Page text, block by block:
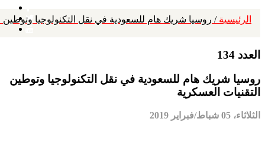
الرئيسية / روسيا شريك هام للسعودية في نقل التكنولوجيا وتوطين
العدد 134
روسيا شريك هام للسعودية في نقل التكنولوجيا وتوطين
التقنيات العسكرية
الثلاثاء، 05 شباط/فبراير 2019